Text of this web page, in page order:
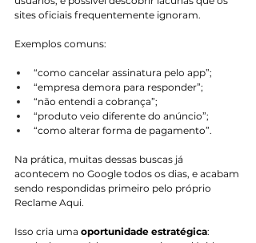
sites oficiais frequentemente ignoram.
Exemplos comuns:
“como cancelar assinatura pelo app”;
“empresa demora para responder”;
“não entendi a cobrança”;
“produto veio diferente do anúncio”;
“como alterar forma de pagamento”.
Na prática, muitas dessas buscas já
acontecem no Google todos os dias, e acabam
sendo respondidas primeiro pelo próprio
Reclame Aqui.
Isso cria uma oportunidade estratégica: